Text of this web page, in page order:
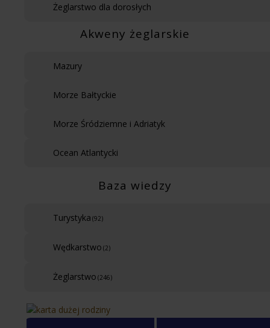
Żeglarstwo dla dorosłych
Akweny żeglarskie
Mazury
Morze Bałtyckie
Morze Śródziemne i Adriatyk
Ocean Atlantycki
Baza wiedzy
Turystyka (92)
Wędkarstwo (2)
Żeglarstwo (246)